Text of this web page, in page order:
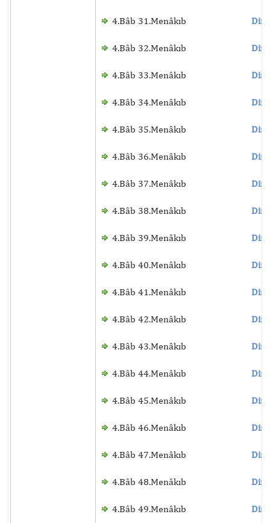
4.Bâb 31.Menâkıb
4.Bâb 32.Menâkıb
4.Bâb 33.Menâkıb
4.Bâb 34.Menâkıb
4.Bâb 35.Menâkıb
4.Bâb 36.Menâkıb
4.Bâb 37.Menâkıb
4.Bâb 38.Menâkıb
4.Bâb 39.Menâkıb
4.Bâb 40.Menâkıb
4.Bâb 41.Menâkıb
4.Bâb 42.Menâkıb
4.Bâb 43.Menâkıb
4.Bâb 44.Menâkıb
4.Bâb 45.Menâkıb
4.Bâb 46.Menâkıb
4.Bâb 47.Menâkıb
4.Bâb 48.Menâkıb
4.Bâb 49.Menâkıb